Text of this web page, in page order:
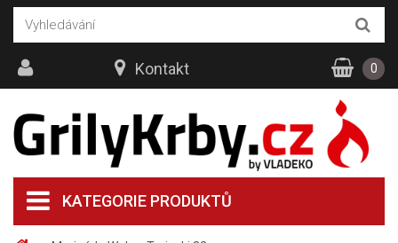
KATEGORIE PRODUKTŮ
Kontakt 0